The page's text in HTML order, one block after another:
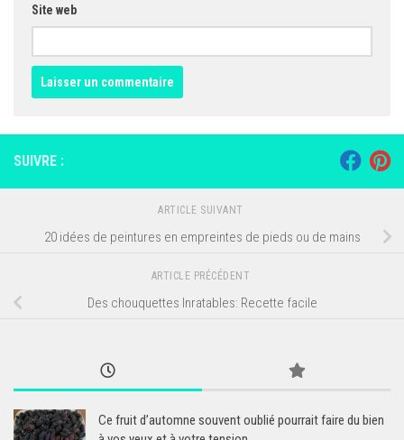
Site web
SUIVRE :
ARTICLE SUIVANT
20 idées de peintures en empreintes de pieds ou de mains
ARTICLE PRÉCÉDENT
Des chouquettes Inratables: Recette facile
Ce fruit d’automne souvent oublié pourrait faire du bien